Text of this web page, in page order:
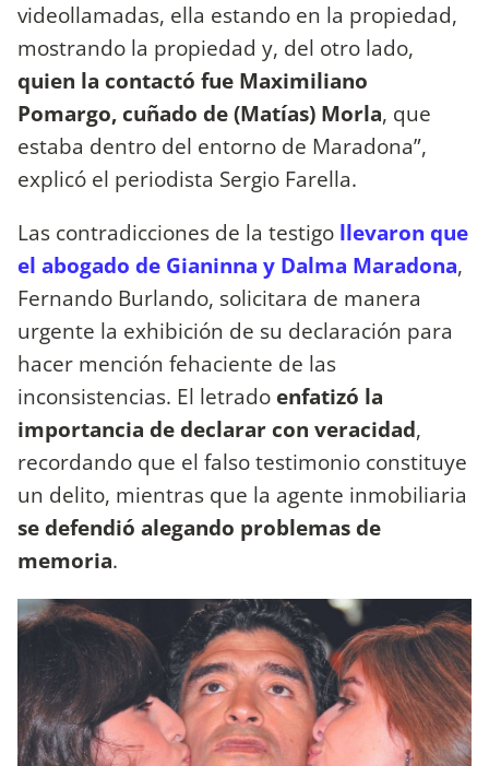
videollamadas, ella estando en la propiedad,
mostrando la propiedad y, del otro lado,
quien la contactó fue Maximiliano
Pomargo, cuñado de (Matías) Morla, que
estaba dentro del entorno de Maradona”,
explicó el periodista Sergio Farella.
Las contradicciones de la testigo llevaron que
el abogado de Gianinna y Dalma Maradona,
Fernando Burlando, solicitara de manera
urgente la exhibición de su declaración para
hacer mención fehaciente de las
inconsistencias. El letrado enfatizó la
importancia de declarar con veracidad,
recordando que el falso testimonio constituye
un delito, mientras que la agente inmobiliaria
se defendió alegando problemas de
memoria.